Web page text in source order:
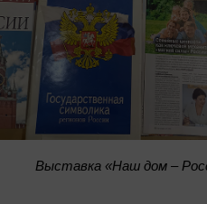
Bыставка «Наш дом –